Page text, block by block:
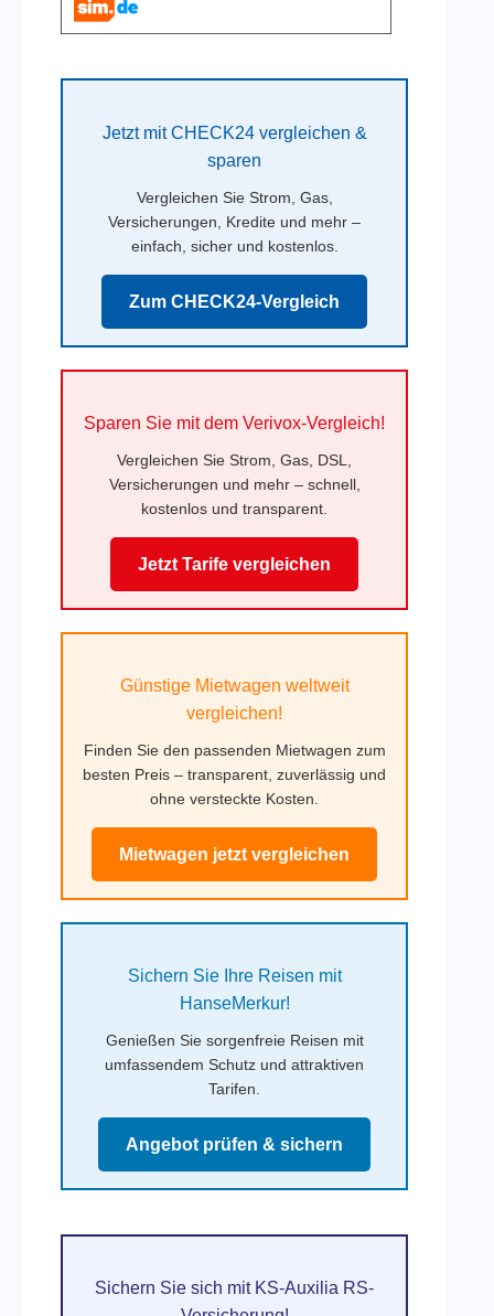
Jetzt mit CHECK24 vergleichen &
sparen
Vergleichen Sie Strom, Gas,
Versicherungen, Kredite und mehr –
einfach, sicher und kostenlos.
Zum CHECK24-Vergleich
Sparen Sie mit dem Verivox-Vergleich!
Vergleichen Sie Strom, Gas, DSL,
Versicherungen und mehr – schnell,
kostenlos und transparent.
Jetzt Tarife vergleichen
Günstige Mietwagen weltweit
vergleichen!
Finden Sie den passenden Mietwagen zum
besten Preis – transparent, zuverlässig und
ohne versteckte Kosten.
Mietwagen jetzt vergleichen
Sichern Sie Ihre Reisen mit
HanseMerkur!
Genießen Sie sorgenfreie Reisen mit
umfassendem Schutz und attraktiven
Tarifen.
Angebot prüfen & sichern
Sichern Sie sich mit KS-Auxilia RS-